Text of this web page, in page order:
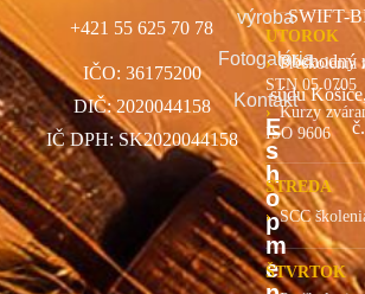
+421 55 625 70 78
IČO: 36175200
DIČ: 2020044158
IČ DPH: SK2020044158
SWIFT-
Obchodný
súdu
výroba
Fotogaléria
Kontakt
E
s
h
o
p
m
e
UTOROK
Preškolenia
STN 05 0705
Kurzy
ISO 9606
STREDA
SCC
ŠTVRTOK